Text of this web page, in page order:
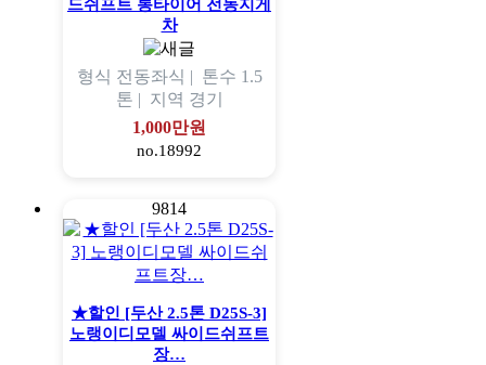
드쉬프트 통타이어 전동지게
차
형식 전동좌식 | 톤수 1.5
톤 | 지역 경기
1,000만원
no.18992
9814
★할인 [두산 2.5톤 D25S-3]
노랭이디모델 싸이드쉬프트
장…